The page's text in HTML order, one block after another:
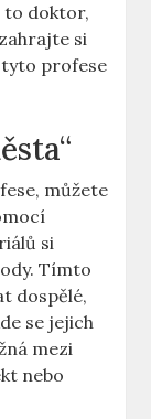
to doktor,
si
profese
můžete
si
Tímto
dospělé,
se jejich
mezi
nebo